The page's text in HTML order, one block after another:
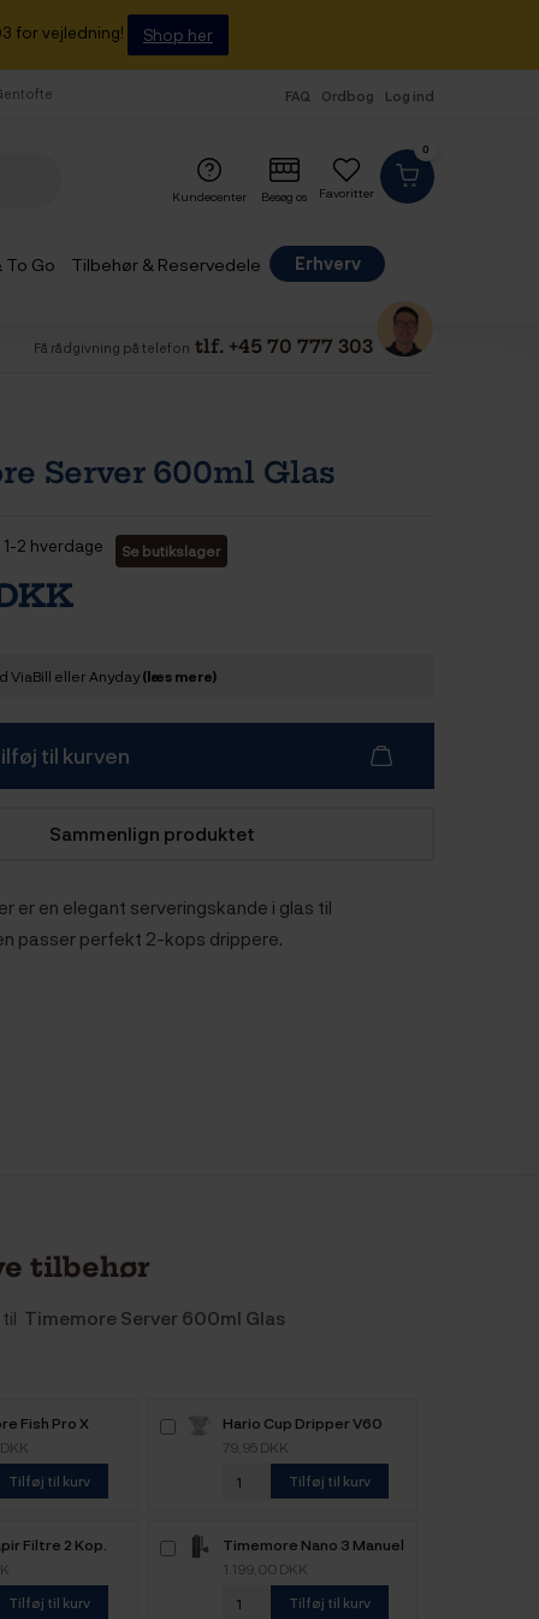
for vejledning! Shop her
FAQ Ordbog Log ind
0
Favoritter
Kundecenter Besøg os
To Go Tilbehør & Reservedele
Erhverv
Få rådgivning på telefon tlf. +45 70 777 303
Server 600ml Glas
1-2 hverdage Se butikslager
ViaBill eller Anyday(læs mere)
til kurven
Sammenlign produktet
er en elegant serveringskande i glas til
passer perfekt 2-kops drippere.
tilbehør
Timemore Server 600ml Glas
Fish Pro X
L Mat Sort
Tilføj til kurv
Hario Cup Dripper V60
Klar Plast 2 Kop.
79,95 DKK
Tilføj til kurv
Filtre 2 Kop.
Tilføj til kurv
Timemore Nano 3 Manuel
Kaffemølle 38mm Sort
1.199,00 DKK
Tilføj til kurv